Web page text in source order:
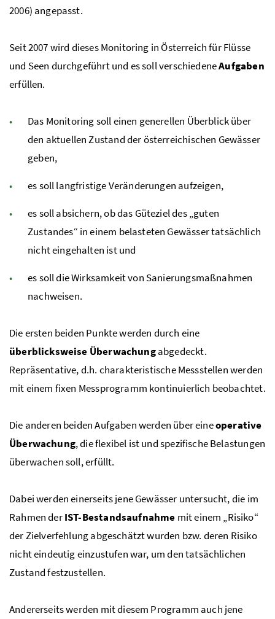
2006) angepasst.
Seit 2007 wird dieses Monitoring in Österreich für Flüsse
und Seen durchgeführt und es soll verschiedeneAufgaben
erfüllen.
Das Monitoring soll einen generellen Überblick über
den aktuellen Zustand der österreichischen Gewässer
geben,
es soll langfristige Veränderungen aufzeigen,
es soll absichern, ob das Güteziel des „guten
Zustandes“ in einem belasteten Gewässer tatsächlich
nicht eingehalten ist und
es soll die Wirksamkeit von Sanierungsmaßnahmen
nachweisen.
Die ersten beiden Punkte werden durch eine
überblicksweise Überwachungabgedeckt.
Repräsentative,d.h. charakteristische Messstellen werden
mit einem fixen Messprogramm kontinuierlich beobachtet.
Die anderen beiden Aufgaben werden über eineoperative
Überwachung, die flexibel ist und spezifische Belastungen
überwachen soll, erfüllt.
Dabei werden einerseits jene Gewässer untersucht, die im
Rahmen derIST-Bestandsaufnahme mit einem „Risiko“
der Zielverfehlung abgeschätzt wurden bzw. deren Risiko
nicht eindeutig einzustufen war, um den tatsächlichen
Zustand festzustellen.
Andererseits werden mit diesem Programm auch jene